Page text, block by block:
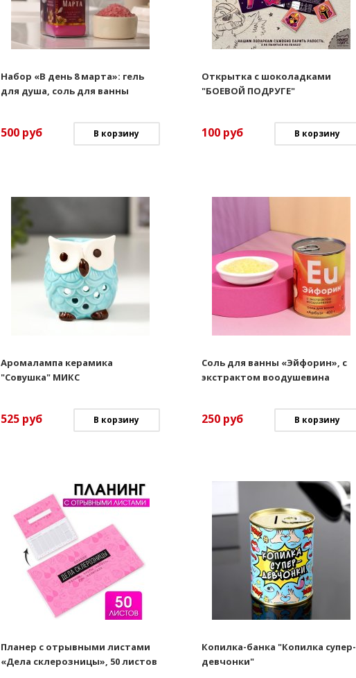
Набор «В день 8 марта»: гель
для душа, соль для ванны
500 руб В корзину
Открытка с шоколадками
"БОЕВОЙ ПОДРУГЕ"
100 руб В корзину
Аромалампа керамика
"Совушка" МИКС
525 руб В корзину
Соль для ванны «Эйфорин», с
экстрактом воодушевина
250 руб В корзину
Планер с отрывными листами
«Дела склерозницы», 50 листов
Копилка-банка "Копилка супер-
девчонки"